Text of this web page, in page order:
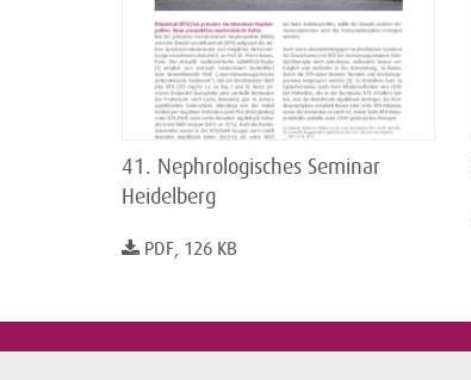
41. Nephrologisches Seminar
Heidelberg
PDF, 126 KB